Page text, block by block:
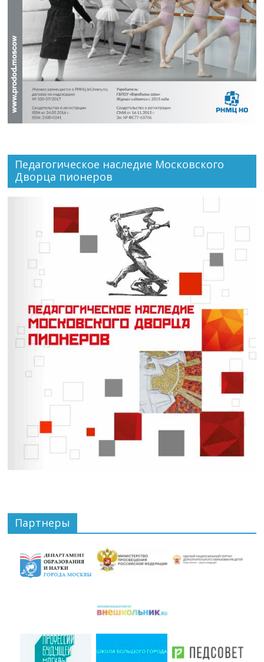
Педагогическое наследие Московского
Дворца пионеров
Партнеры